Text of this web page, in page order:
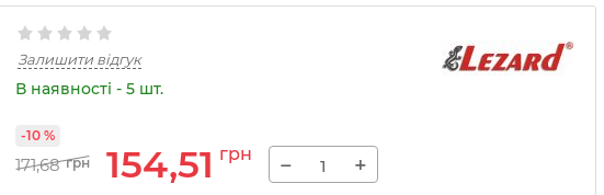
Залишити відгук
В наявності - 5 шт.
171,68 грн 154,51 грн
-10 %
− +